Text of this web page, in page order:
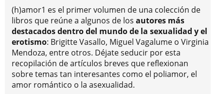
(h)amor1 es el primer volumen de una colección de
libros que reúne a algunos de los autores más
destacados dentro del mundo de la sexualidad y el
erotismo: Brigitte Vasallo, Miguel Vagalume o Virginia
Mendoza, entre otros. Déjate seducir por esta
recopilación de artículos breves que reflexionan
sobre temas tan interesantes como el poliamor, el
amor romántico o la asexualidad.